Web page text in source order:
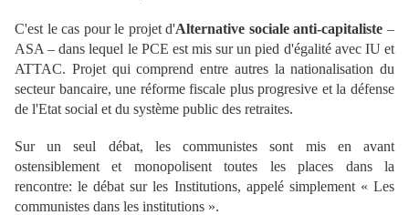
C'est le cas pour le projet d'Alternative sociale anti-capitaliste –
ASA – dans lequel le PCE est mis sur un pied d'égalité avec IU et
ATTAC. Projet qui comprend entre autres la nationalisation du
secteur bancaire, une réforme fiscale plus progresive et la défense
de l'Etat social et du système public des retraites.
Sur un seul débat, les communistes sont mis en avant
ostensiblement et monopolisent toutes les places dans la
rencontre: le débat sur les Institutions, appelé simplement « Les
communistes dans les institutions ».